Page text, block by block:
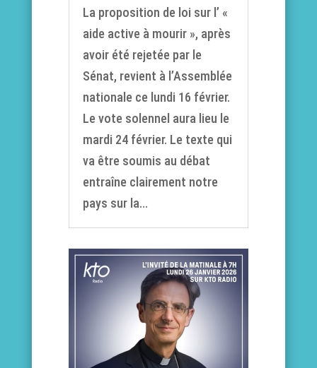
La proposition de loi sur l’ «
aide active à mourir », après
avoir été rejetée par le
Sénat, revient à l’Assemblée
nationale ce lundi 16 février.
Le vote solennel aura lieu le
mardi 24 février. Le texte qui
va être soumis au débat
entraîne clairement notre
pays sur la...